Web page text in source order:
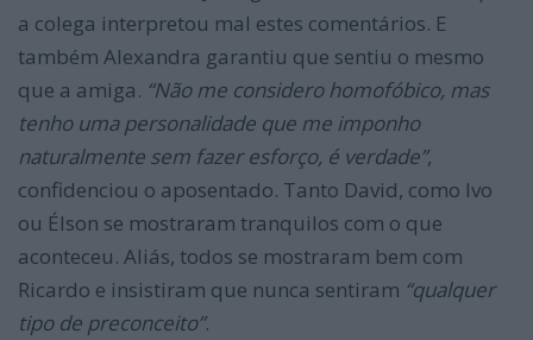
a colega interpretou mal estes comentários. E
também Alexandra garantiu que sentiu o mesmo
que a amiga. “Não me considero homofóbico, mas
tenho uma personalidade que me imponho
naturalmente sem fazer esforço, é verdade”,
confidenciou o aposentado. Tanto David, como Ivo
ou Élson se mostraram tranquilos com o que
aconteceu. Aliás, todos se mostraram bem com
Ricardo e insistiram que nunca sentiram “qualquer
tipo de preconceito”.